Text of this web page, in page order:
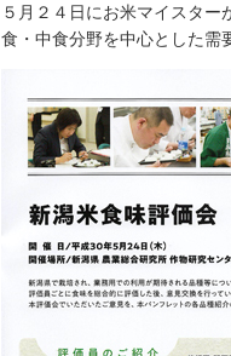
５月２４日にお米マイスタ
食・中食分野を中心とした需